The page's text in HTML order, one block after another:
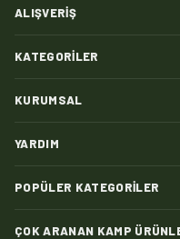
ALIŞVERIŞ
KATEGORILER
KURUMSAL
YARDIM
POPÜLER KATEGORILER
ÇOK ARANAN KAMP